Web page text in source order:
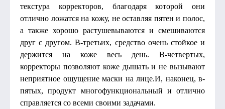
текстура корректоров, благодаря которой они
отлично ложатся на кожу, не оставляя пятен и полос,
а также хорошо растушевываются и смешиваются
друг с другом. В-третьих, средство очень стойкое и
держится на коже весь день. В-четвертых,
корректоры позволяют коже дышать и не вызывают
неприятное ощущение маски на лице.И, наконец, в-
пятых, продукт многофункциональный и отлично
справляется со всеми своими задачами.